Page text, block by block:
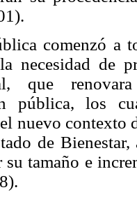
comenzó a
necesidad de
que
pública, los
nuevo contexto
de
su tamaño e